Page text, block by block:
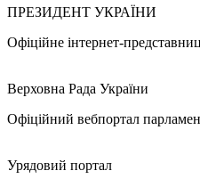
ПРЕЗИДЕНТ УКРАЇНИ
Офіційне інтернет-
Верховна Рада України
Офіційний вебпортал
Урядовий портал